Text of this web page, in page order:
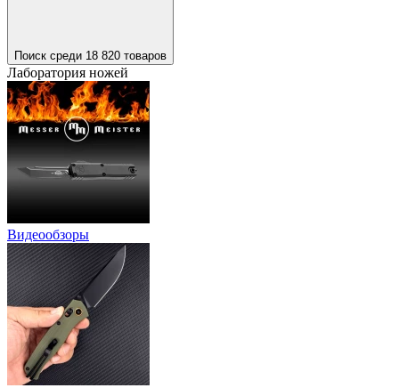
Поиск среди 18 820 товаров
Лаборатория ножей
Видеообзоры